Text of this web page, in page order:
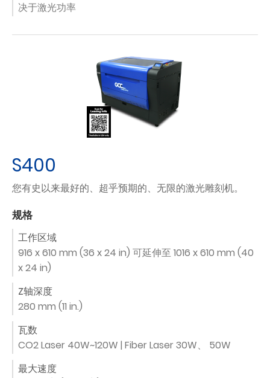
决于激光功率
S400
您有史以来最好的、超乎预期的、无限的激光雕刻机。
规格
工作区域
916 x 610 mm (36 x 24 in) 可延伸至 1016 x 610 mm (40
x 24 in)
Z轴深度
280 mm (11 in.)
瓦数
CO2 Laser 40W~120W | Fiber Laser 30W、 50W
最大速度